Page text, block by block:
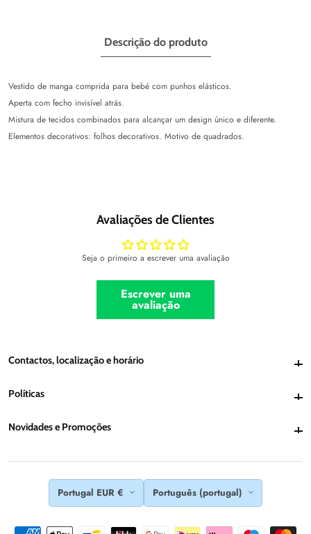
Descrição do produto
Vestido de manga comprida para bebé com punhos elásticos.
Aperta com fecho invisível atrás.
Mistura de tecidos combinados para alcançar um design único e diferente.
Elementos decorativos: folhos decorativos. Motivo de quadrados.
Avaliações de Clientes
Seja o primeiro a escrever uma avaliação
Escrever uma
avaliação
Contactos, localização e horárioContactos, localização e horário
Políticas
Novidades e PromoçõesNovidades e Promoções
Portugal EUR € Português (portugal)